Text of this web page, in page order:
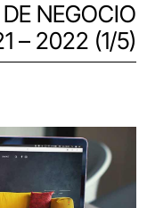
NEGOCIO
– 2022 (1/5)